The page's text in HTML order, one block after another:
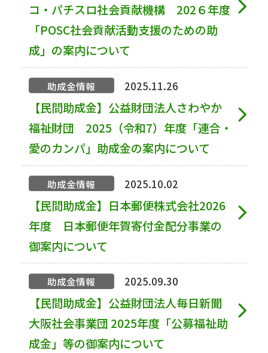
コ・パチスロ社会貢献機構 202６年度
「POSC社会貢献活動支援のための助
成」の案内について
助成金情報 2025.11.26
【民間助成金】公益財団法人さわやか
福祉財団 2025（令和7）年度「連合・
愛のカンパ」助成金の案内について
助成金情報 2025.10.02
【民間助成金】日本郵便株式会社2026
年度 日本郵便年賀寄付金配分事業の
御案内について
助成金情報 2025.09.30
【民間助成金】公益財団法人毎日新聞
大阪社会事業団 2025年度「公募福祉助
成金」等の御案内について